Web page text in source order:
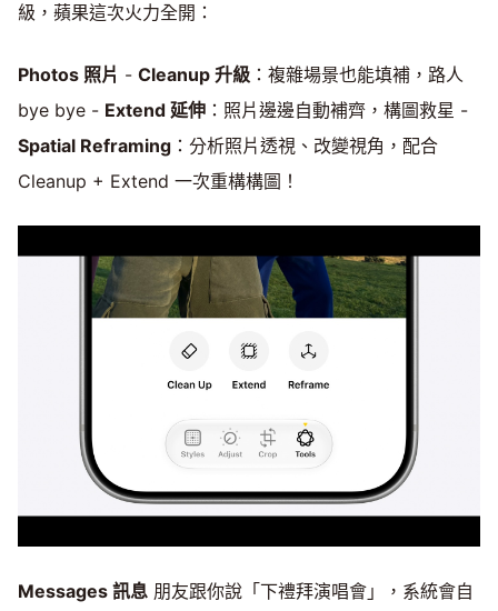
級，蘋果這次火力全開：
Photos 照片 - Cleanup 升級 ：複雜場景也能填補，路人
bye bye - Extend 延伸 ：照片邊邊自動補齊，構圖救星 -
Spatial Reframing ：分析照片透視、改變視角，配合
Cleanup + Extend 一次重構構圖！
Messages 訊息 朋友跟你說「下禮拜演唱會」，系統會自